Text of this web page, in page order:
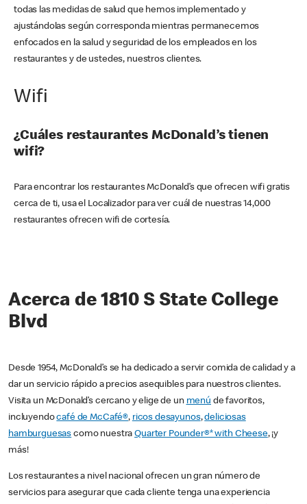
todas las medidas de salud que hemos implementado y
ajustándolas según corresponda mientras permanecemos
enfocados en la salud y seguridad de los empleados en los
restaurantes y de ustedes, nuestros clientes.
Wifi
¿Cuáles restaurantes McDonald’s tienen
wifi?
Para encontrar los restaurantes McDonald’s que ofrecen wifi gratis
cerca de ti, usa el Localizador para ver cuál de nuestras 14,000
restaurantes ofrecen wifi de cortesía.
Acerca de 1810 S State College
Blvd
Desde 1954, McDonald’s se ha dedicado a servir comida de calidad y a
dar un servicio rápido a precios asequibles para nuestros clientes.
Visita un McDonald’s cercano y elige de un menú de favoritos,
incluyendocafé de McCafé®, ricos desayunos,deliciosas
hamburguesas como nuestraQuarter Pounder®* with Cheese, ¡y
más!
Los restaurantes a nivel nacional ofrecen un gran número de
servicios para asegurar que cada cliente tenga una experiencia